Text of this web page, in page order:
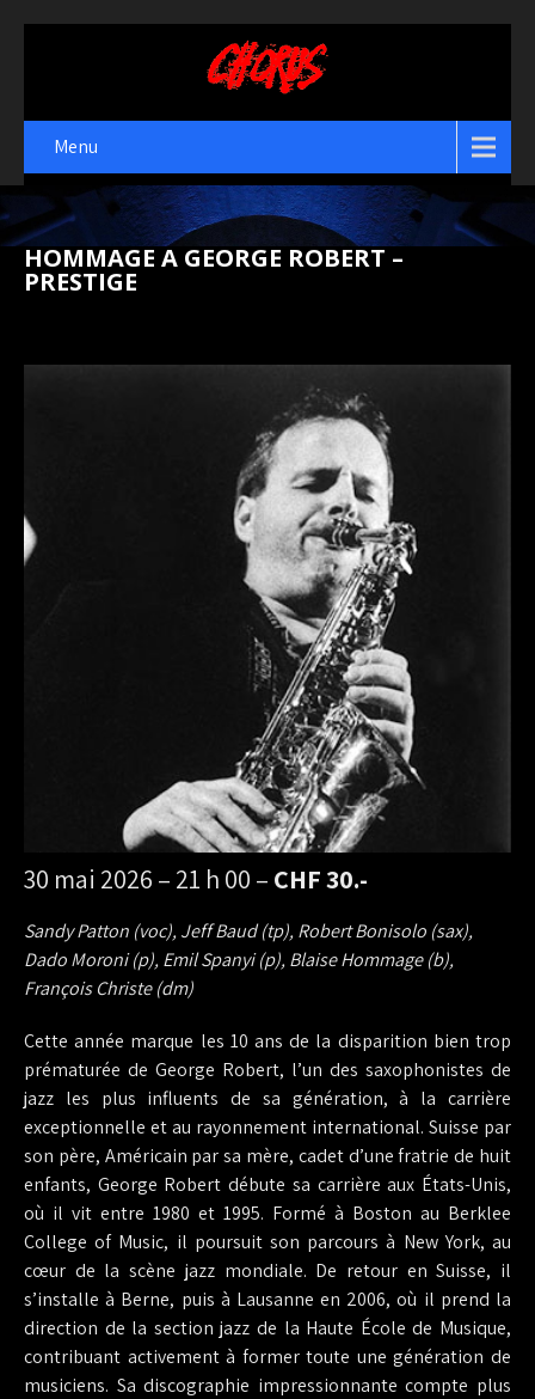
Menu
HOMMAGE A GEORGE ROBERT –
PRESTIGE
30 mai 2026 – 21 h 00 – CHF 30.-
Sandy Patton (voc), Jeff Baud (tp), Robert Bonisolo (sax),
Dado Moroni (p), Emil Spanyi (p), Blaise Hommage (b),
François Christe (dm)
Cette année marque les 10 ans de la disparition bien trop
prématurée de George Robert, l’un des saxophonistes de
jazz les plus influents de sa génération, à la carrière
exceptionnelle et au rayonnement international. Suisse par
son père, Américain par sa mère, cadet d’une fratrie de huit
enfants, George Robert débute sa carrière aux États-Unis,
où il vit entre 1980 et 1995. Formé à Boston au Berklee
College of Music, il poursuit son parcours à New York, au
cœur de la scène jazz mondiale. De retour en Suisse, il
s’installe à Berne, puis à Lausanne en 2006, où il prend la
direction de la section jazz de la Haute École de Musique,
contribuant activement à former toute une génération de
musiciens. Sa discographie impressionnante compte plus